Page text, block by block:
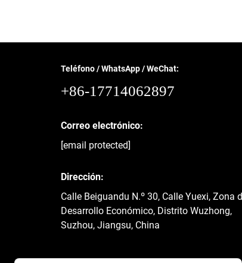
Teléfono / WhatsApp / WeChat:
+86-17714062897
Correo electrónico:
[email protected]
Dirección:
Calle Beiguandu N.º 30, Calle Yuexi, Zona
Desarrollo Económico, Distrito Wuzhong,
Suzhou, Jiangsu, China